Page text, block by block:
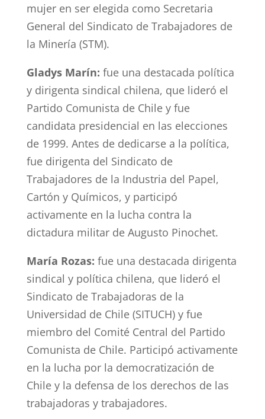
mujer en ser elegida como Secretaria
General del Sindicato de Trabajadores de
la Minería (STM).
Gladys Marín: fue una destacada política
y dirigenta sindical chilena, que lideró el
Partido Comunista de Chile y fue
candidata presidencial en las elecciones
de 1999. Antes de dedicarse a la política,
fue dirigenta del Sindicato de
Trabajadores de la Industria del Papel,
Cartón y Químicos, y participó
activamente en la lucha contra la
dictadura militar de Augusto Pinochet.
María Rozas: fue una destacada dirigenta
sindical y política chilena, que lideró el
Sindicato de Trabajadoras de la
Universidad de Chile (SITUCH) y fue
miembro del Comité Central del Partido
Comunista de Chile. Participó activamente
en la lucha por la democratización de
Chile y la defensa de los derechos de las
trabajadoras y trabajadores.